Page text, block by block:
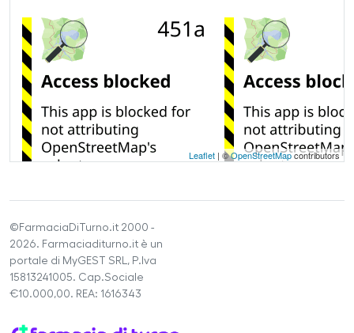
Leaflet | ©OpenStreetMapcontributors
©FarmaciaDiTurno.it 2000 -
2026. Farmaciaditurno.it è un
portale di MyGEST SRL, P.Iva
15813241005. Cap.Sociale
€10.000,00. REA: 1616343